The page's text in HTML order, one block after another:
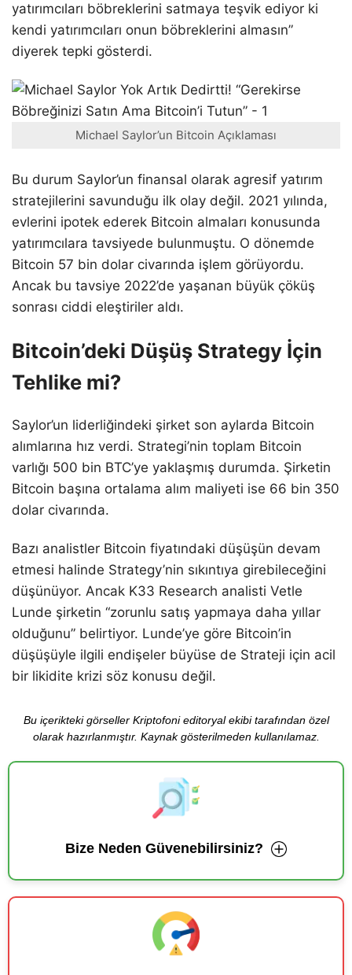
yatırımcıları böbreklerini satmaya teşvik ediyor ki
kendi yatırımcıları onun böbreklerini almasın”
diyerek tepki gösterdi.
Michael Saylor’un Bitcoin Açıklaması
Bu durum Saylor’un finansal olarak agresif yatırım
stratejilerini savunduğu ilk olay değil. 2021 yılında,
evlerini ipotek ederek Bitcoin almaları konusunda
yatırımcılara tavsiyede bulunmuştu. O dönemde
Bitcoin 57 bin dolar civarında işlem görüyordu.
Ancak bu tavsiye 2022’de yaşanan büyük çöküş
sonrası ciddi eleştiriler aldı.
Bitcoin’deki Düşüş Strategy İçin
Tehlike mi?
Saylor’un liderliğindeki şirket son aylarda Bitcoin
alımlarına hız verdi. Strategi’nin toplam Bitcoin
varlığı 500 bin BTC’ye yaklaşmış durumda. Şirketin
Bitcoin başına ortalama alım maliyeti ise 66 bin 350
dolar civarında.
Bazı analistler Bitcoin fiyatındaki düşüşün devam
etmesi halinde Strategy’nin sıkıntıya girebileceğini
düşünüyor. Ancak K33 Research analisti Vetle
Lunde şirketin “zorunlu satış yapmaya daha yıllar
olduğunu” belirtiyor. Lunde’ye göre Bitcoin’in
düşüşüyle ilgili endişeler büyüse de Strateji için acil
bir likidite krizi söz konusu değil.
Bu içerikteki görseller Kriptofoni editoryal ekibi tarafından özel
olarak hazırlanmıştır. Kaynak gösterilmeden kullanılamaz.
Bize Neden Güvenebilirsiniz?